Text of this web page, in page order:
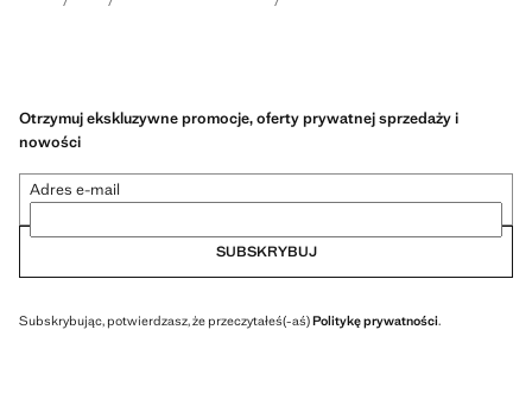
Otrzymuj ekskluzywne promocje, oferty prywatnej sprzedaży i
nowości
Adres e-mail
SUBSKRYBUJ
Subskrybując, potwierdzasz, że przeczytałeś(-aś)Politykę prywatności.